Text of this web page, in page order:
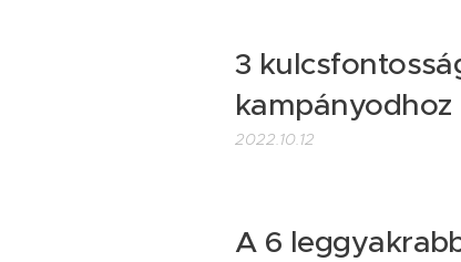
3
kampányodhoz
2022.10.12
A 6